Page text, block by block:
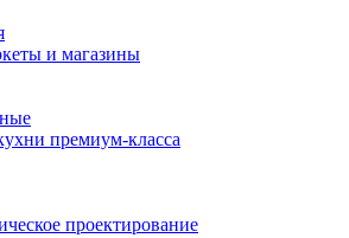
и магазины
премиум-класса
проектирование